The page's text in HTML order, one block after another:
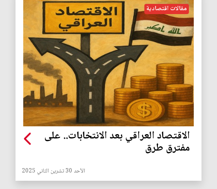
مقالات اقتصادية
الاقتصاد العراقي بعد الانتخابات.. على
مفترق طرق
الأحد 30 تشرين الثاني 2025